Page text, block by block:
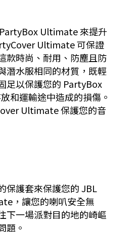
Ultimate 來提升
Ultimate 可保證
款時尚、耐用、防塵且防
潛水服相同的材質，既輕
足以保護您的 PartyBox
和運輸途中造成的損傷。
Ultimate 保護您的音
保護套來保護您的 JBL
，讓您的喇叭安全無
下一場派對目的地的崎嶇
題。